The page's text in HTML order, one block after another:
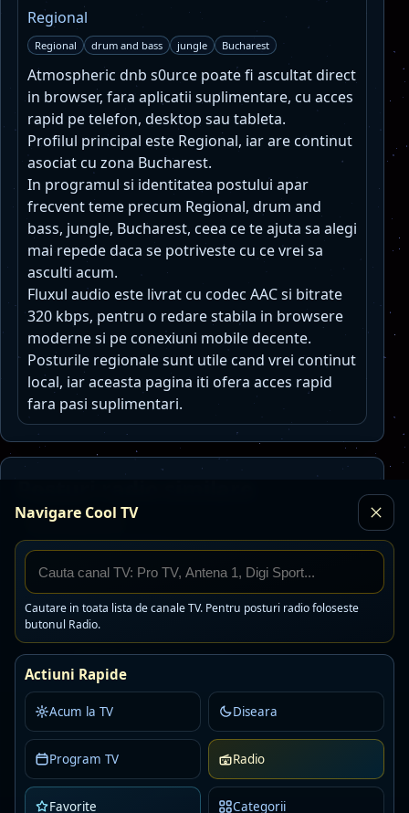
Navigare Cool TV
Cautare in toata lista de canale TV. Pentru posturi radio foloseste
butonul Radio.
Actiuni Rapide
Acum la TV Diseara
Program TV Radio
Favorite Categorii
Regional
Regional drum and bass jungle Bucharest
Atmospheric dnb s0urce poate fi ascultat direct
in browser, fara aplicatii suplimentare, cu acces
rapid pe telefon, desktop sau tableta.
Profilul principal este Regional, iar are continut
asociat cu zona Bucharest.
In programul si identitatea postului apar
frecvent teme precum Regional, drum and
bass, jungle, Bucharest, ceea ce te ajuta sa alegi
mai repede daca se potriveste cu ce vrei sa
asculti acum.
Fluxul audio este livrat cu codec AAC si bitrate
320 kbps, pentru o redare stabila in browsere
moderne si pe conexiuni mobile decente.
Posturile regionale sunt utile cand vrei continut
local, iar aceasta pagina iti ofera acces rapid
fara pasi suplimentari.
Toate posturile
Europa FM Romania
AAC · 64 kbps · Bucuresti
Live
Asculta Detalii
Virgin Radio Romania
AAC · 128 kbps · Bucuresti
hip hop hip hop romanian
Asculta
Detalii
R
Radio ROMANCE21.ROMANIA
MP3 · 192 kbps · Bucharest
Offline